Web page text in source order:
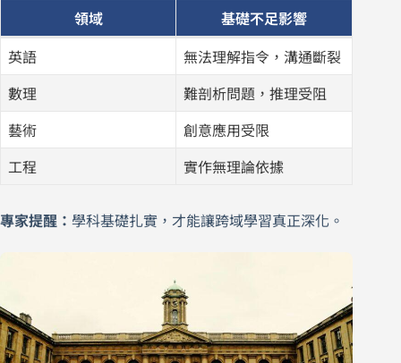
領域 基礎不足影響
英語 無法理解指令，溝通斷裂
數理 難剖析問題，推理受阻
藝術 創意應用受限
工程 實作無理論依據
專家提醒： 學科基礎扎實，才能讓跨域學習真正深化。